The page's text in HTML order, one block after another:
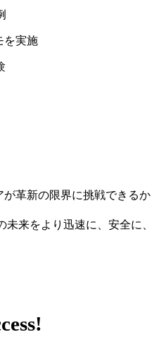
を実施
革新の限界に挑戦できるか
来をより迅速に、安全に、